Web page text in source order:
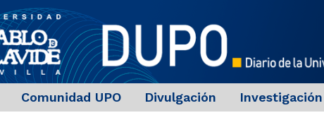
Comunidad UPO Divulgación Investigación